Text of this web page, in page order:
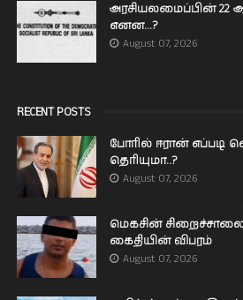
அரசியலமைப்பின் 22
எனன...?
August 07, 2026
RECENT POSTS
போரில் ஈரான் எப்படி
தெரியுமா..?
August 07, 2026
மெகசின்
கைதியின் விபரம்
August 07, 2026